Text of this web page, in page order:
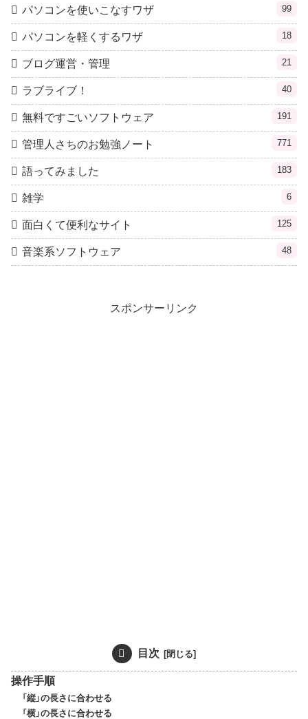
パソコンを使いこなすワザ 99
パソコンを軽くするワザ 18
ブログ運営・管理 21
ラブライブ！ 40
無料ですごいソフトウェア 191
管理人さちのお勉強ノート 771
語ってみました 183
雑学 6
面白くて便利なサイト 125
音楽系ソフトウェア 48
スポンサーリンク
目次
操作手順
「縦」の長さに合わせる
「横」の長さに合わせる